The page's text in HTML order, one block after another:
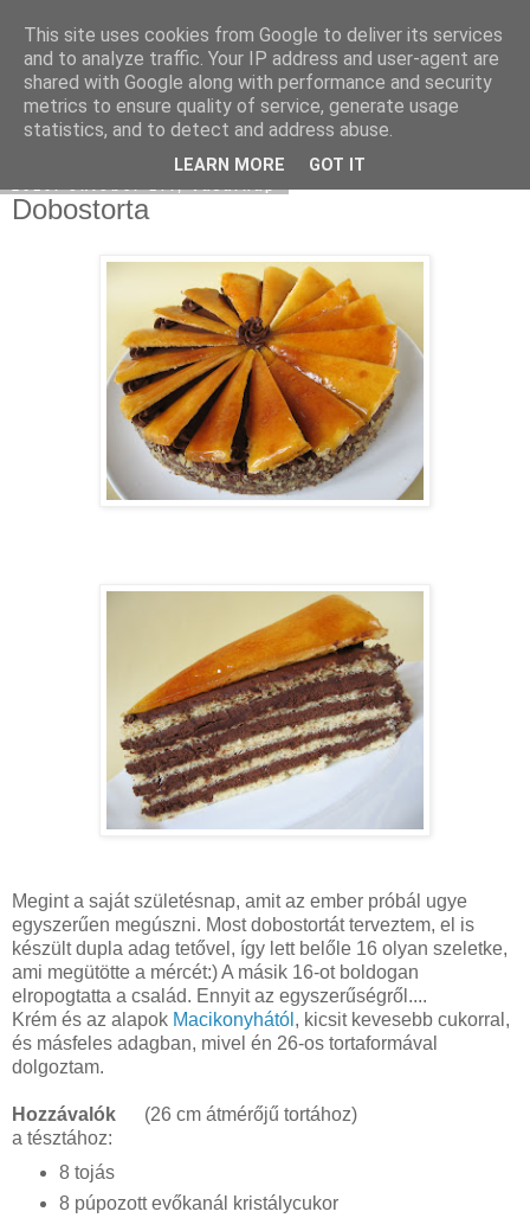
Moha Konyha
Dobostorta
Megint a saját születésnap, amit az ember próbál ugye
egyszerűen megúszni. Most dobostortát terveztem, el is
készült dupla adag tetővel, így lett belőle 16 olyan szeletke,
ami megütötte a mércét:) A másik 16-ot boldogan
elropogtatta a család. Ennyit az egyszerűségről....
Krém és az alapok Macikonyhától , kicsit kevesebb cukorral,
és másfeles adagban, mivel én 26-os tortaformával
dolgoztam.
Hozzávalók
(26 cm átmérőjű tortához)
a tésztához:
8 tojás
8 púpozott evőkanál kristálycukor
This site uses cookies from Google to deliver its services
and to analyze traffic. Your IP address and user-agent are
shared with Google along with performance and security
metrics to ensure quality of service, generate usage
statistics, and to detect and address abuse.
LEARN MORE GOT IT